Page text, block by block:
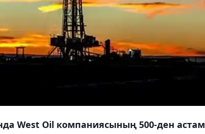
West Oil компаниясының 500-ден астам